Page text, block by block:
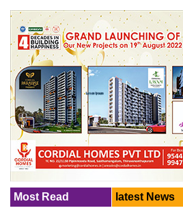
Most Read latest News